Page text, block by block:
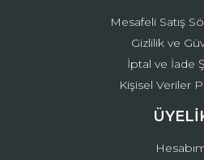
Mesafeli Satış
Gizlilik ve
İptal ve İade
Kişisel Veriler